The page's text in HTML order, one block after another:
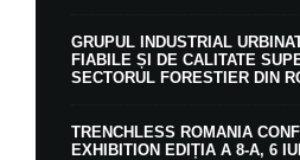
GRUPUL INDUSTRIAL
FIABILE ȘI DE CALITATE
SECTORUL FORESTIER DIN
TRENCHLESS ROMANIA
EXHIBITION EDIȚIA A 8-A, 6